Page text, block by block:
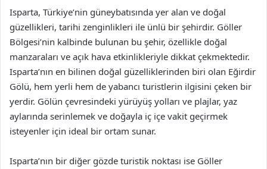
Isparta, Türkiye’nin güneybatısında yer alan ve doğal
güzellikleri, tarihi zenginlikleri ile ünlü bir şehirdir. Göller
Bölgesi’nin kalbinde bulunan bu şehir, özellikle doğal
manzaraları ve açık hava etkinlikleriyle dikkat çekmektedir.
Isparta’nın en bilinen doğal güzelliklerinden biri olan Eğirdir
Gölü, hem yerli hem de yabancı turistlerin ilgisini çeken bir
yerdir. Gölün çevresindeki yürüyüş yolları ve plajlar, yaz
aylarında serinlemek ve doğayla iç içe vakit geçirmek
isteyenler için ideal bir ortam sunar.
Isparta’nın bir diğer gözde turistik noktası ise Göller